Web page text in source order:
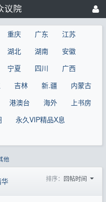
议院
重庆 广东
江苏
湖北 湖南
安徽
宁夏 四川
广西
吉林 新.疆
内蒙古
港澳台 海外
上书房
永久VIP精品X息
他
排序： 回帖时间